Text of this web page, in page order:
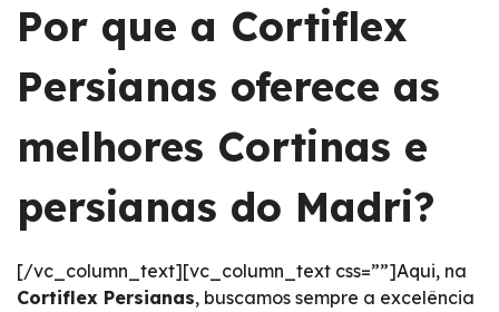
Por que a Cortiflex
Persianas oferece as
melhores Cortinas e
persianas do Madri?
[/vc_column_text][vc_column_text css=””]Aqui, na
Cortiflex Persianas, buscamos sempre a excelência